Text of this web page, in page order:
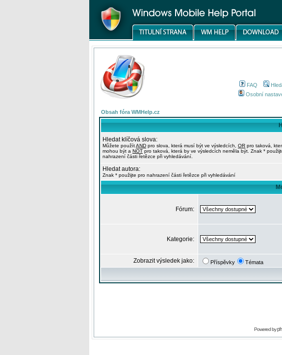
FAQ
Osobní
Obsah fóra WMHelp.cz
Hledat klíčová slova:
Můžete použítAND pro slova, která musí být ve výsledcích, OR pro taková,
mohou být a NOT pro taková, která by ve výsledcích neměla být. Znak *
nahrazení části řetězce při vyhledávání.
Hledat autora:
Znak * použijte pro nahrazení části řetězce při vyhledávání
Fórum:
Kategorie:
Zobrazit výsledek jako: Příspěvky Témata
Powered by